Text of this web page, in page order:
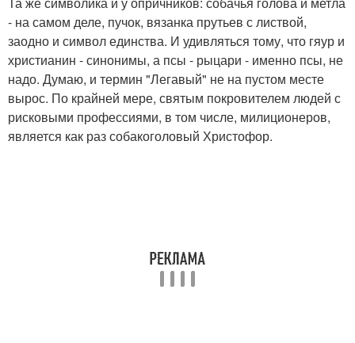
- на самом деле, пучок, вязанка прутьев с листвой,
заодно и символ единства. И удивляться тому, что гяур и
христианин - синонимы, а псы - рыцари - именно псы, не
надо. Думаю, и термин "Легавый" не на пустом месте
вырос. По крайней мере, святым покровителем людей с
рисковыми профессиями, в том числе, милиционеров,
является как раз собакоголовый Христофор.